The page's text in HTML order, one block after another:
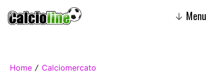
↓ Menu
Home / Calciomercato